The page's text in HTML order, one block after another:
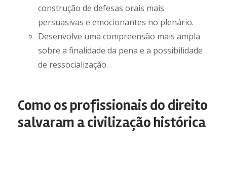
construção de defesas orais mais
persuasivas e emocionantes no plenário.
Desenvolve uma compreensão mais ampla
sobre a finalidade da pena e a possibilidade
de ressocialização.
Como os profissionais do direito
salvaram a civilização histórica